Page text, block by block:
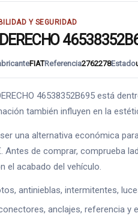
Y SEGURIDAD
DERECHO
FIATReferencia2762278Estado
46538352B695 está
también influyen en la
una alternativa económica
Antes de comprar, comprueba
el acabado del vehículo.
antinieblas, intermitentes,
anclajes, referencia y